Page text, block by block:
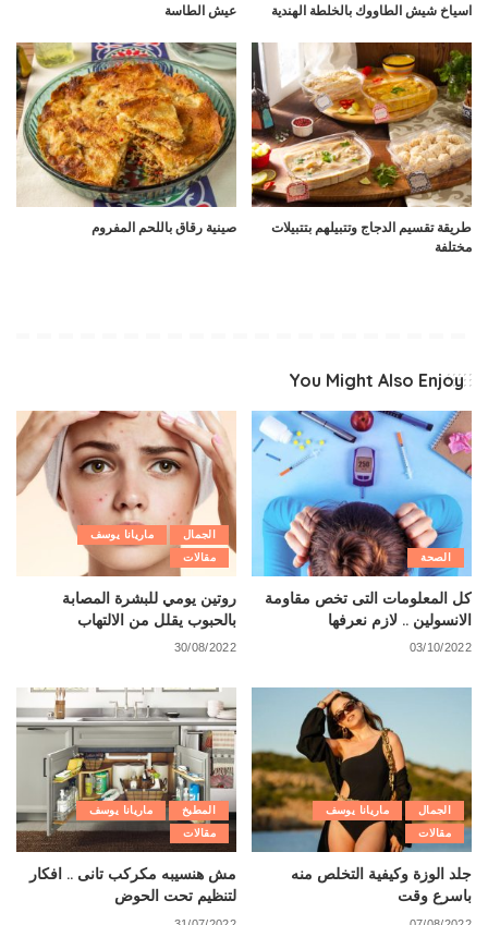
اسياخ شيش الطاووك بالخلطة الهندية عيش الطاسة
طريقة تقسيم الدجاج وتتبيلهم بتتبيلات
مختلفة
صينية رقاق باللحم المفروم
You Might Also Enjoy
الصحة
كل المعلومات التى تخص مقاومة
الانسولين .. لازم نعرفها
03/10/2022
الجمال
ماريانا يوسف
مقالات
روتين يومي للبشرة المصابة
بالحبوب يقلل من الالتهاب
30/08/2022
الجمال
ماريانا يوسف
مقالات
جلد الوزة وكيفية التخلص منه
باسرع وقت
المطبخ
ماريانا يوسف
مقالات
مش هنسيبه مكركب تانى .. افكار
لتنظيم تحت الحوض